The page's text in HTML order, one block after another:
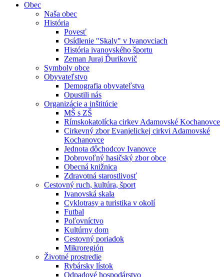
Obec
Naša obec
História
Povesť
Osídlenie "Skaly" v Ivanovciach
História ivanovského športu
Zeman Juraj Ďurikovič
Symboly obce
Obyvateľstvo
Demografia obyvateľstva
Opustili nás
Organizácie a inštitúcie
MŠ s ZŠ
Rímskokatolícka cirkev Adamovské Kochanovce
Cirkevný zbor Evanjelickej cirkvi Adamovské
Kochanovce
Jednota dôchodcov Ivanovce
Dobrovoľný hasičský zbor obce
Obecná knižnica
Zdravotná starostlivosť
Cestovný ruch, kultúra, šport
Ivanovská skala
Cyklotrasy a turistika v okolí
Futbal
Poľovníctvo
Kultúrny dom
Cestovný poriadok
Mikroregión
Životné prostredie
Rybársky lístok
Odpadové hospodárstvo